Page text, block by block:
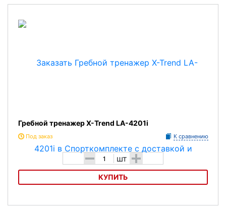
Гребной тренажер X-Trend LA-4201i
Под заказ К сравнению
- шт +
КУПИТЬ